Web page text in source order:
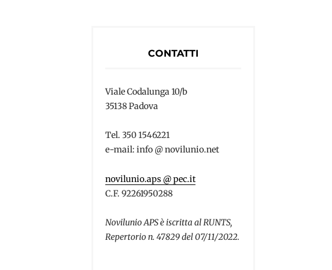
CONTATTI
Viale Codalunga 10/b
35138 Padova
Tel. 350 1546221
e-mail: info @ novilunio.net
novilunio.aps @ pec.it
C.F. 92261950288
Novilunio APS è iscritta al RUNTS,
Repertorio n. 47829 del 07/11/2022.